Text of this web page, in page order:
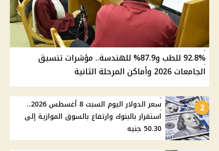
92.8% للطب و87.9% للهندسة.. مؤشرات تنسيق
الجامعات 2026 وأماكن المرحلة الثانية
2
سعر الدولار اليوم السبت 8 أغسطس 2026..
استقرار بالبنوك وارتفاع بالسوق الموازية إلى
50.30 جنيه